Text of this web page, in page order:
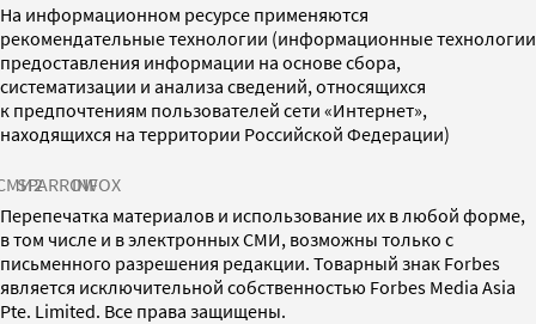
На информационном ресурсе применяются
рекомендательные технологии (информационные технологии
предоставления информации на основе сбора,
систематизации и анализа сведений, относящихся
к предпочтениям пользователей сети «Интернет»,
находящихся на территории Российской Федерации)
SPARROWINFOX
Перепечатка материалов и использование их в любой форме,
в том числе и в электронных СМИ, возможны только с
письменного разрешения редакции. Товарный знак Forbes
является исключительной собственностью Forbes Media Asia
Pte. Limited. Все права защищены.